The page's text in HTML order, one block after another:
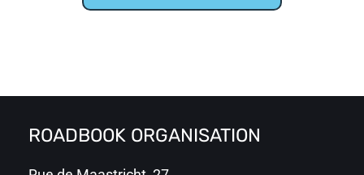
ROADBOOK ORGANISATION